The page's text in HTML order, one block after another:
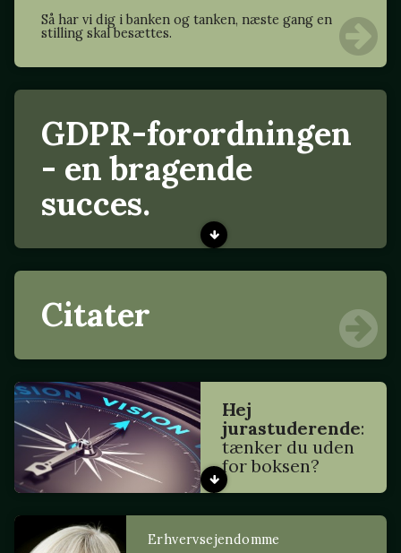
Så har vi dig i banken og tanken, næste gang en
stilling skal besættes.
GDPR-forordningen
- en bragende
succes.
Citater
Hej
jurastuderende:
tænker du uden
for boksen?
Erhvervsejendomme